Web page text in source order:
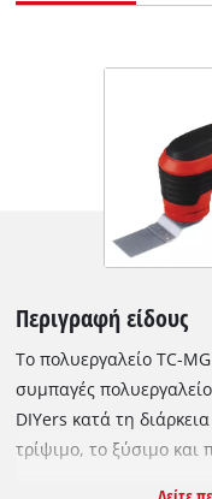
Περιγραφή είδους
Το πολυεργαλείο TC-
συμπαγές
DIYers κατά τη
τρίψιμο, το ξύσιμο και